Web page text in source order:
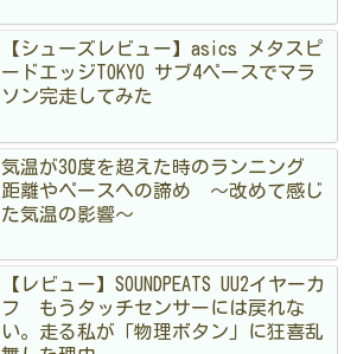
【シューズレビュー】asics メタスピ
ードエッジTOKYO サブ4ペースでマラ
ソン完走してみた
気温が30度を超えた時のランニング
距離やペースへの諦め 〜改めて感じ
た気温の影響〜
【レビュー】SOUNDPEATS UU2イヤーカ
フ もうタッチセンサーには戻れな
い。走る私が「物理ボタン」に狂喜乱